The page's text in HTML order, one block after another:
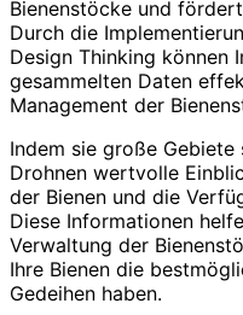
Bienenstöcke und
Durch die
Design Thinking können
gesammelten Daten
Management der
Indem sie große
Drohnen wertvolle
der Bienen und die
Diese Informationen
Verwaltung der
Ihre Bienen die
Gedeihen haben.